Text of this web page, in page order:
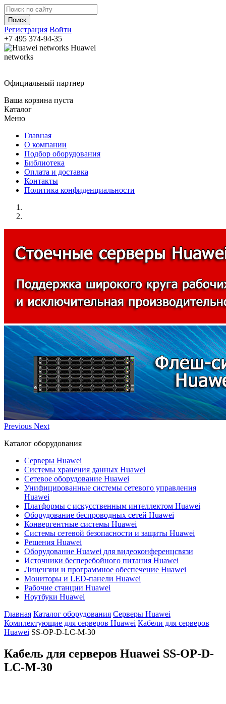
Регистрация Войти
+7 495 374-94-35
Huawei
networks
Официальный партнер
Ваша корзина пуста
Каталог
Меню
Главная
О компании
Подбор оборудования
Библиотека
Оплата и доставка
Контакты
Политика конфиденциальности
Previous Next
Каталог оборудования
Серверы Huawei
Системы хранения данных Huawei
Сетевое оборудование Huawei
Унифицированные системы сетевого управления
Huawei
Платформы с искусственным интеллектом Huawei
Оборудование беспроводных сетей Huawei
Конвергентные системы Huawei
Системы сетевой безопасности и защиты Huawei
Решения Huawei
Оборудование Huawei для видеоконференцсвязи
Источники бесперебойного питания Huawei
Лицензии и программное обеспечение Huawei
Мониторы и LED-панели Huawei
Рабочие станции Huawei
Ноутбуки Huawei
Главная Каталог оборудования Серверы Huawei
Комплектующие для серверов Huawei Кабели для серверов
Huawei SS-OP-D-LC-M-30
Кабель для серверов Huawei SS-OP-D-
LC-M-30